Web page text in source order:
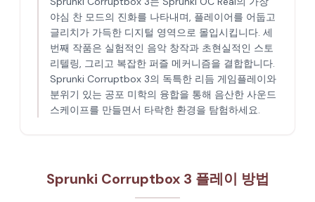
야심 찬 모드의 진화를 나타내며, 플레이어를 어둡고
글리치가 가득한 디지털 영역으로 몰입시킵니다. 세
번째 작품은 실험적인 음악 창작과 초현실적인 스토
리텔링, 그리고 복잡한 퍼즐 메커니즘을 결합합니다.
Sprunki Corruptbox 3의 독특한 리듬 게임플레이와
분위기 있는 공포 미학의 융합을 통해 음산한 사운드
스케이프를 만들면서 타락한 환경을 탐험하세요.
Sprunki Corruptbox 3 플레이 방법